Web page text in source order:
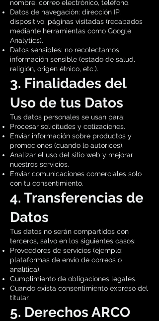
nombre, correo electrónico, teléfono.
Datos de navegación: dirección IP,
dispositivo, páginas visitadas (recabados
mediante herramientas como Google
Analytics).
Datos sensibles: no recolectamos
información sensible (estado de salud,
religión, origen étnico, etc.).
3. Finalidades del
Uso de tus Datos
Tus datos personales se usan para:
Procesar solicitudes y cotizaciones.
Enviar información sobre productos y
promociones (cuando lo autorices).
Analizar el uso del sitio web y mejorar
nuestros servicios.
Enviar comunicaciones comerciales solo
con tu consentimiento.
4. Transferencias de
Datos
Tus datos no serán compartidos con
terceros, salvo en los siguientes casos:
Proveedores de servicios (ejemplo:
plataformas de envío de correos o
analítica).
Cumplimiento de obligaciones legales.
Cuando exista consentimiento expreso del
titular.
5. Derechos ARCO